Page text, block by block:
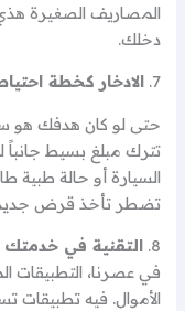
المصاريف الصغيرة
دخلك.
7. الادخار كخطة
حتى لو كان هدفك هو
تترك مبلغ بسيط
السيارة أو حالة طبية
تضطر تأخذ قرض
8. التقنية في خدمتك
في عصرنا، التطبيقات
الأموال. فيه